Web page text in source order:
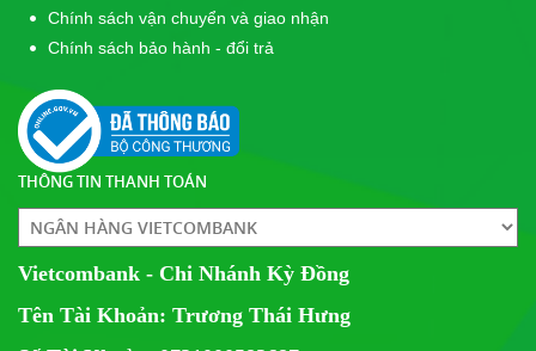
Chính sách vận chuyển và giao nhận
Chính sách bảo hành - đổi trả
THÔNG TIN THANH TOÁN
Vietcombank - Chi Nhánh Kỳ Đồng
Tên Tài Khoản: Trương Thái Hưng